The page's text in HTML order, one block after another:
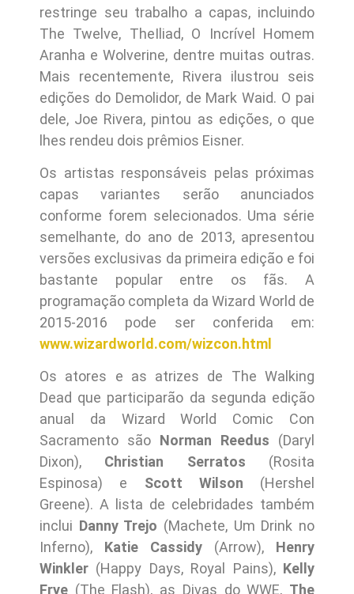
restringe seu trabalho a capas, incluindo
The Twelve, TheIliad, O Incrível Homem
Aranha e Wolverine, dentre muitas outras.
Mais recentemente, Rivera ilustrou seis
edições do Demolidor, de Mark Waid. O pai
dele, Joe Rivera, pintou as edições, o que
lhes rendeu dois prêmios Eisner.
Os artistas responsáveis pelas próximas
capas variantes serão anunciados
conforme forem selecionados. Uma série
semelhante, do ano de 2013, apresentou
versões exclusivas da primeira edição e foi
bastante popular entre os fãs. A
programação completa da Wizard World de
2015-2016 pode ser conferida em:
www.wizardworld.com/wizcon.html
Os atores e as atrizes de The Walking
Dead que participarão da segunda edição
anual da Wizard World Comic Con
Sacramento são Norman Reedus (Daryl
Dixon), Christian Serratos (Rosita
Espinosa) e Scott Wilson (Hershel
Greene). A lista de celebridades também
inclui Danny Trejo (Machete, Um Drink no
Inferno), Katie Cassidy (Arrow), Henry
Winkler (Happy Days, Royal Pains), Kelly
Frye (The Flash), as Divas do WWE, The